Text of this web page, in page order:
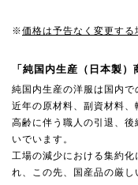
※価格は予告なく変更する
「純国内生産（日本製）
純国内生産の洋服は国内で
近年の原材料、副資材料、
高齢に伴う職人の引退、
いでいます。
工場の減少における集約
れ、この先、国産品の厳し